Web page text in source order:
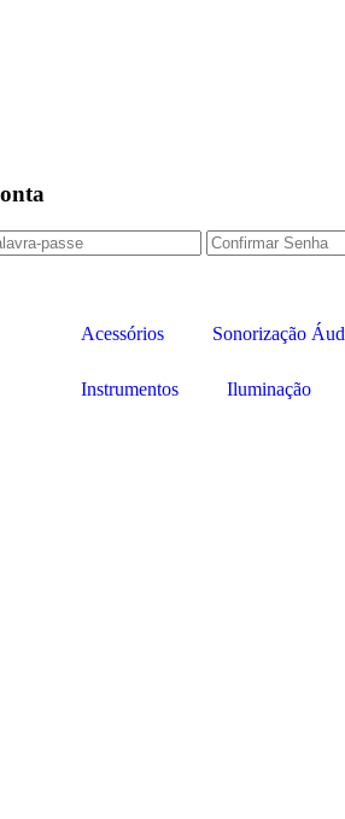
Acessórios Sonorização
Instrumentos Iluminação